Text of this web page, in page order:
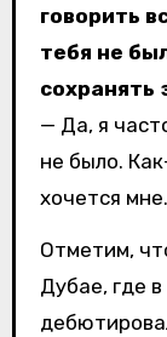
говорить
тебя не
сохранять
— Да, я
не было.
хочется мне.
Отметим,
Дубае, где